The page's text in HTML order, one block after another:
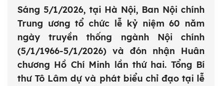
Sáng 5/1/2026, tại Hà Nội, Ban Nội chính
Trung ương tổ chức lễ kỷ niệm 60 năm
ngày truyền thống ngành Nội chính
(5/1/1966-5/1/2026) và đón nhận Huân
chương Hồ Chí Minh lần thứ hai. Tổng Bí
thư Tô Lâm dự và phát biểu chỉ đạo tại lễ